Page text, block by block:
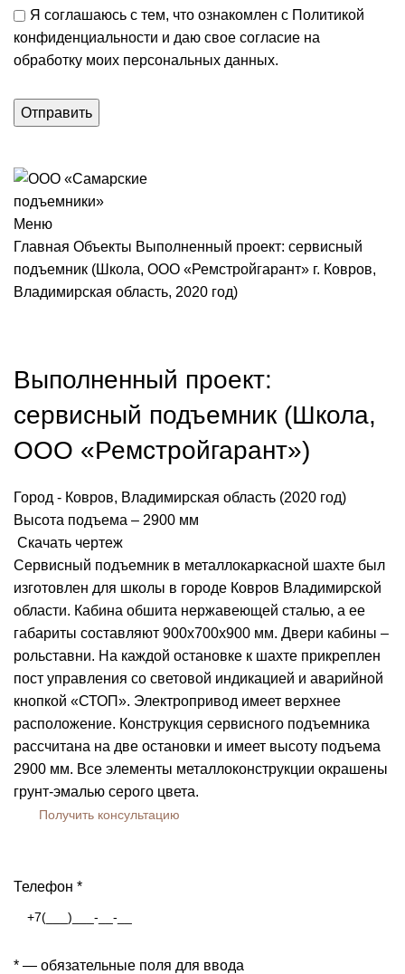
Я соглашаюсь с тем, что ознакомлен с Политикой
конфиденциальности и даю свое согласие на
обработку моих персональных данных.
Меню
Главная Объекты Выполненный проект: сервисный
подъемник (Школа, ООО «Ремстройгарант» г. Ковров,
Владимирская область, 2020 год)
Выполненный проект:
сервисный подъемник (Школа,
ООО «Ремстройгарант»)
Город - Ковров, Владимирская область (2020 год)
Высота подъема – 2900 мм
Скачать чертеж
Сервисный подъемник в металлокаркасной шахте был
изготовлен для школы в городе Ковров Владимирской
области. Кабина обшита нержавеющей сталью, а ее
габариты составляют 900х700х900 мм. Двери кабины –
рольставни. На каждой остановке к шахте прикреплен
пост управления со световой индикацией и аварийной
кнопкой «СТОП». Электропривод имеет верхнее
расположение. Конструкция сервисного подъемника
рассчитана на две остановки и имеет высоту подъема
2900 мм. Все элементы металлоконструкции окрашены
грунт-эмалью серого цвета.
Получить консультацию
Телефон *
* — обязательные поля для ввода